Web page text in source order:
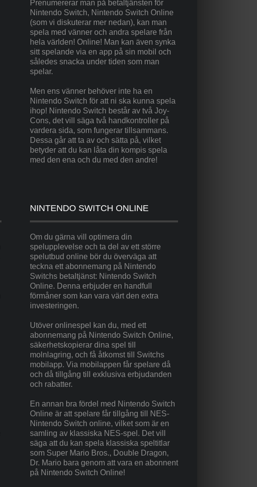
Prenumererar man på betaltjänsten för
Nintendo Switch, Nintendo Switch Online
(som vi diskuterar mer nedan), kan man
spela med vänner och andra spelare från
hela världen! Online! Man kan även synka
sitt spelande via en app på sin mobil och
således snacka under tiden som man
spelar.
Men ens vänner behöver inte ha en
Nintendo Switch för att ni ska kunna spela
ihop! Nintendo Switch består av två Joy-
Cons, det vill säga två handkontroller på
vardera sida, som fungerar tillsammans.
Dessa går att ta av och sätta på, vilket
betyder att du kan låta din kompis spela
med den ena och du med den andre!
NINTENDO SWITCH ONLINE
Om du gärna vill optimera din
spelupplevelse och ta del av ett större
spelutbud online bör du överväga att
teckna ett abonnemang på Nintendo
Switchs betaltjänst: Nintendo Switch
Online. Denna erbjuder en handfull
förmåner som kan vara värt den extra
investeringen.
Utöver onlinespel kan du, med ett
abonnemang på Nintendo Switch Online,
säkerhetskopierar dina spel till
molnlagring, och få åtkomst till Switchs
mobilapp. Via mobilappen får spelare då
och då tillgång till exklusiva erbjudanden
och rabatter.
En annan bra fördel med Nintendo Switch
Online är att spelare får tillgång till NES-
Nintendo Switch online, vilket som är en
samling av klassiska NES-spel. Det vill
säga att du kan spela klassiska speltitlar
som Super Mario Bros., Double Dragon,
Dr. Mario bara genom att vara en abonnent
på Nintendo Switch Online!